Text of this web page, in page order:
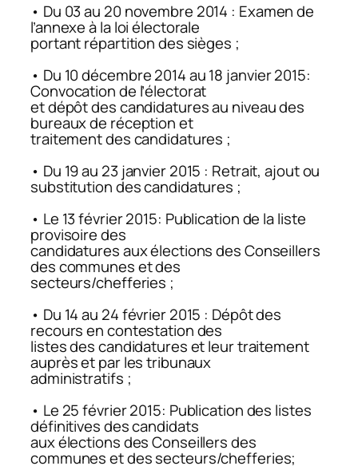
• Du 03 au 20 novembre 2014 : Examen de
l’annexe à la loi électorale
portant répartition des sièges ;
• Du 10 décembre 2014 au 18 janvier 2015:
Convocation de l’électorat
et dépôt des candidatures au niveau des
bureaux de réception et
traitement des candidatures ;
• Du 19 au 23 janvier 2015 : Retrait, ajout ou
substitution des candidatures ;
• Le 13 février 2015: Publication de la liste
provisoire des
candidatures aux élections des Conseillers
des communes et des
secteurs/chefferies ;
• Du 14 au 24 février 2015 : Dépôt des
recours en contestation des
listes des candidatures et leur traitement
auprès et par les tribunaux
administratifs ;
• Le 25 février 2015: Publication des listes
définitives des candidats
aux élections des Conseillers des
communes et des secteurs/chefferies;